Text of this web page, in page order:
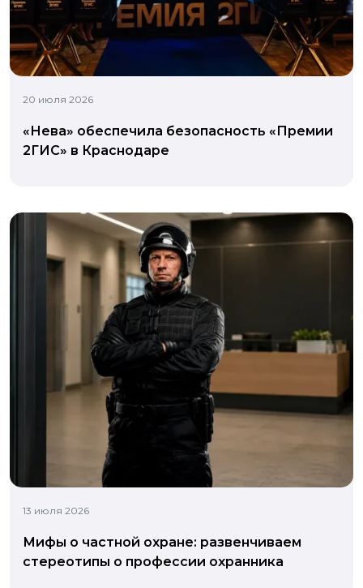
20 июля 2026
«Нева» обеспечила безопасность «Премии
2ГИС» в Краснодаре
13 июля 2026
Мифы о частной охране: развенчиваем
стереотипы о профессии охранника